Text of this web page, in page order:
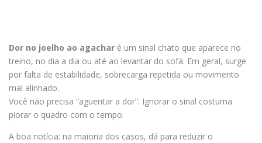
Dor no joelho ao agachar é um sinal chato que aparece no
treino, no dia a dia ou até ao levantar do sofá. Em geral, surge
por falta de estabilidade, sobrecarga repetida ou movimento
mal alinhado.
Você não precisa “aguentar a dor”. Ignorar o sinal costuma
piorar o quadro com o tempo.
A boa notícia: na maioria dos casos, dá para reduzir o